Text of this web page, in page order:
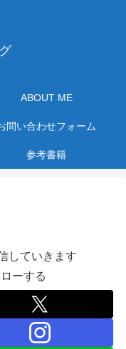
ABOUT ME
問い合わせフォーム
参考書籍
していきます
ーする